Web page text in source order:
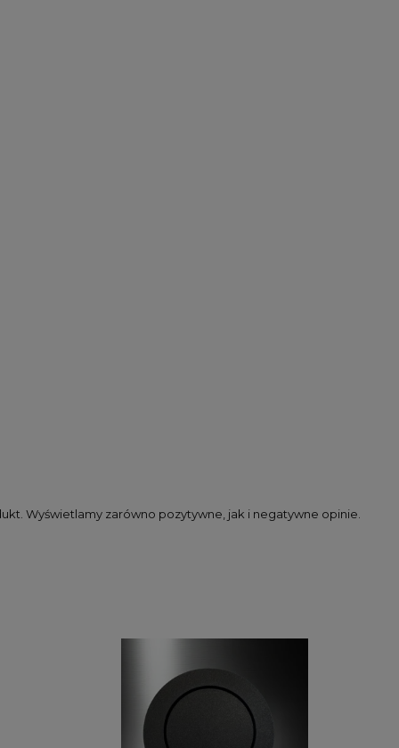
Wyświetlamy zarówno pozytywne, jak i negatywne opinie.